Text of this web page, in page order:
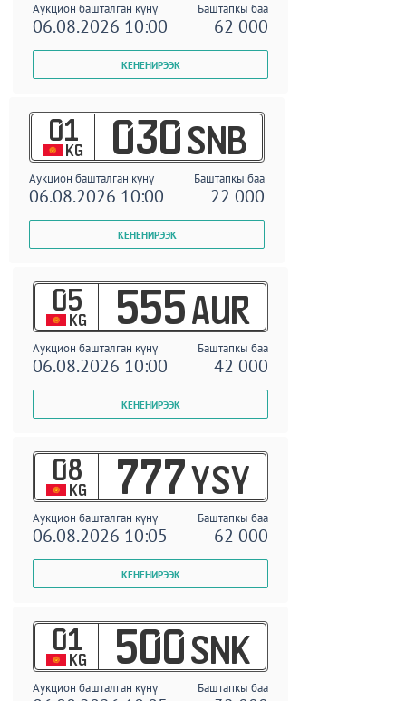
Аукцион башталган күнү Баштапкы баа
06.08.2026 10:00 62 000
01
KG 030 SNB
Аукцион башталган күнү Баштапкы баа
06.08.2026 10:00 22 000
05
KG 555 AUR
Аукцион башталган күнү Баштапкы баа
06.08.2026 10:00 42 000
08
KG 777 YSY
Аукцион башталган күнү Баштапкы баа
06.08.2026 10:05 62 000
01
KG 500 SNK
Аукцион башталган күнү Баштапкы баа